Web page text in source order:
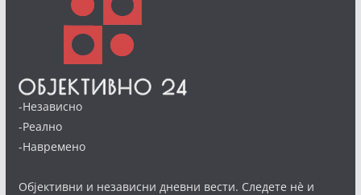
-Независно
-Реално
-Навремено
Објективни и независни дневни вести. Следете нè и